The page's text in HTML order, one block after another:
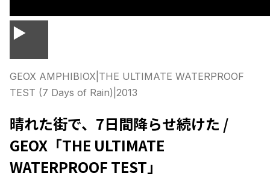
▶
GEOX AMPHIBIOX THE ULTIMATE WATERPROOF
TEST (7 Days of Rain) 2013
晴れた街で、7日間降らせ続けた /
GEOX「THE ULTIMATE
WATERPROOF TEST」